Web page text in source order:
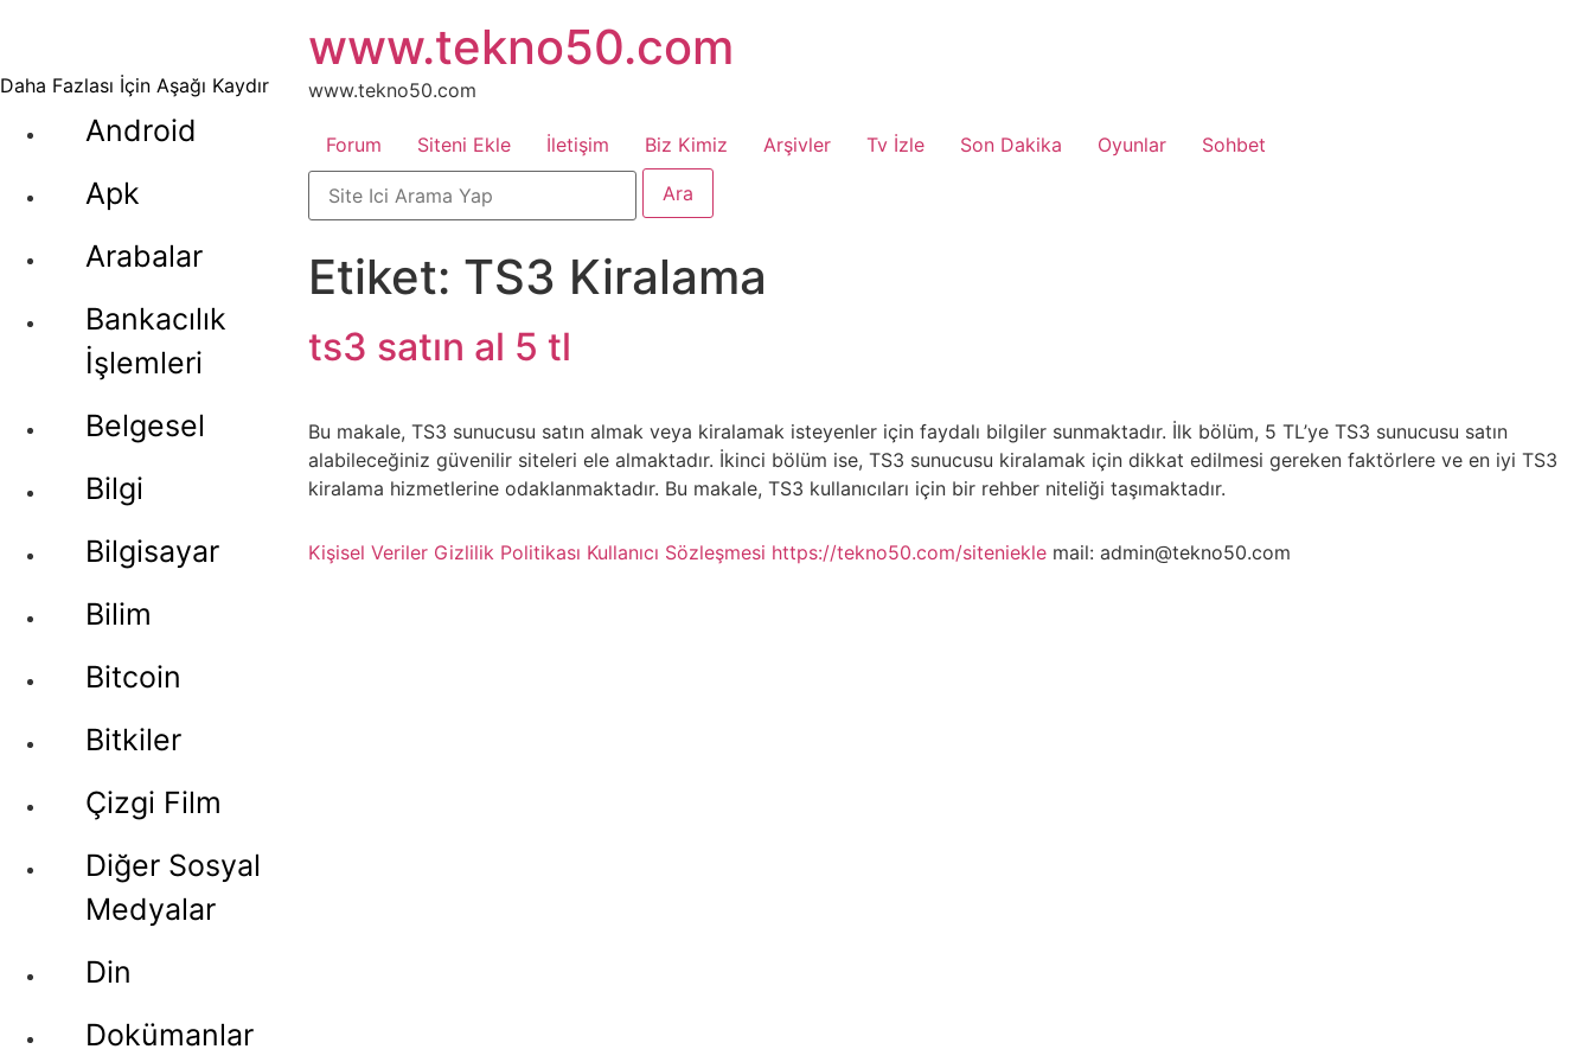
Daha Fazlası İçin Aşağı Kaydır
Android
Apk
Arabalar
Bankacılık
İşlemleri
Belgesel
Bilgi
Bilgisayar
Bilim
Bitcoin
Bitkiler
Çizgi Film
Diğer Sosyal
Medyalar
Din
Dokümanlar
atla
www.tekno50.com
www.tekno50.com
Forum Siteni Ekle İletişim Biz Kimiz Arşivler Tv İzle Son Dakika Oyunlar Sohbet
Etiket: TS3 Kiralama
ts3 satın al 5 tl
Bu makale, TS3 sunucusu satın almak veya kiralamak isteyenler için faydalı bilgiler sunmaktadır. İlk bölüm, 5 TL’ye TS3 sunucusu satın
alabileceğiniz güvenilir siteleri ele almaktadır. İkinci bölüm ise, TS3 sunucusu kiralamak için dikkat edilmesi gereken faktörlere ve en iyi TS3
kiralama hizmetlerine odaklanmaktadır. Bu makale, TS3 kullanıcıları için bir rehber niteliği taşımaktadır.
Kişisel Veriler Gizlilik Politikası Kullanıcı Sözleşmesi https://tekno50.com/siteniekle mail: admin@tekno50.com